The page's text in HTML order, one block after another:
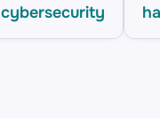
cybersecurity